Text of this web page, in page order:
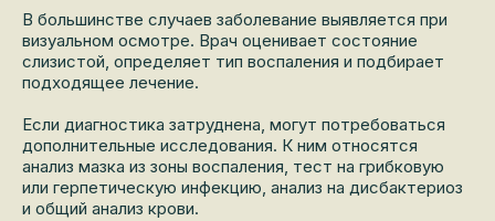
В большинстве случаев заболевание выявляется при
визуальном осмотре. Врач оценивает состояние
слизистой, определяет тип воспаления и подбирает
подходящее лечение.
Если диагностика затруднена, могут потребоваться
дополнительные исследования. К ним относятся
анализ мазка из зоны воспаления, тест на грибковую
или герпетическую инфекцию, анализ на дисбактериоз
и общий анализ крови.